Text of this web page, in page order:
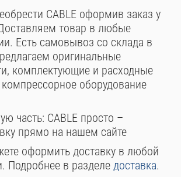
CABLE оформив заказ у
товар в любые
Есть самовывоз со склада в
оригинальные
комплектующие и расходные
оборудование
часть: CABLE просто –
прямо на нашем сайте
оформить доставку в любой
Подробнее в разделедоставка.